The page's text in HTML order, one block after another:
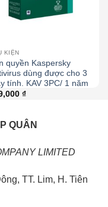
KIỆN
quyền Kaspersky
dùng được cho 3
tính. KAV 3PC/ 1 năm
₫
QUÂN
LIMITED
TT. Lim, H. Tiên